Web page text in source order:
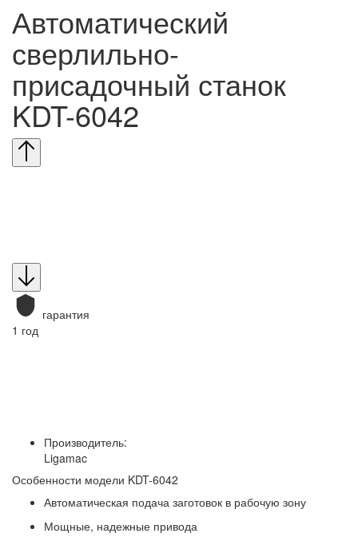
Автоматический
сверлильно-
присадочный станок
KDT-6042
гарантия
1 год
Производитель:
Ligamac
Особенности модели KDT-6042
Автоматическая подача заготовок в рабочую зону
Мощные, надежные привода